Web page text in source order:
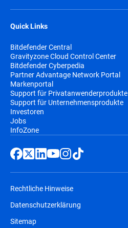
Quick Links
Bitdefender Central
Gravityzone Cloud Control Center
Bitdefender Cyberpedia
Partner Advantage Network Portal
Markenportal
Support für Privatanwenderprodukte
Support für Unternehmensprodukte
Investoren
Jobs
InfoZone
Rechtliche Hinweise
Datenschutzerklärung
Sitemap